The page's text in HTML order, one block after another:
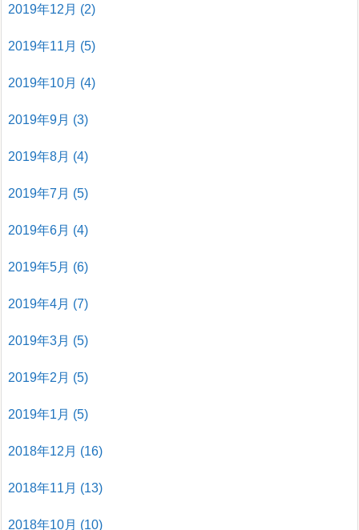
2019年12月 (2)
2019年11月 (5)
2019年10月 (4)
2019年9月 (3)
2019年8月 (4)
2019年7月 (5)
2019年6月 (4)
2019年5月 (6)
2019年4月 (7)
2019年3月 (5)
2019年2月 (5)
2019年1月 (5)
2018年12月 (16)
2018年11月 (13)
2018年10月 (10)